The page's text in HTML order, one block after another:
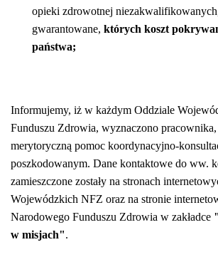
opieki zdrowotnej
gwarantowane, których koszt
państwa;
Informujemy, iż w każdym Oddziale
Funduszu Zdrowia, wyznaczono
merytoryczną pomoc koordynacyjno-
poszkodowanym. Dane kontaktowe do ww.
zamieszczone zostały na stronach
Wojewódzkich NFZ oraz na stronie
Narodowego Funduszu Zdrowia w zakładce
w misjach".